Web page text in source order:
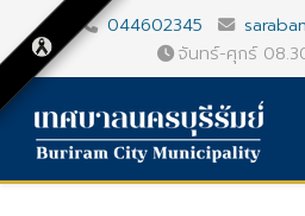
044602345
จันทร์-ศุกร์